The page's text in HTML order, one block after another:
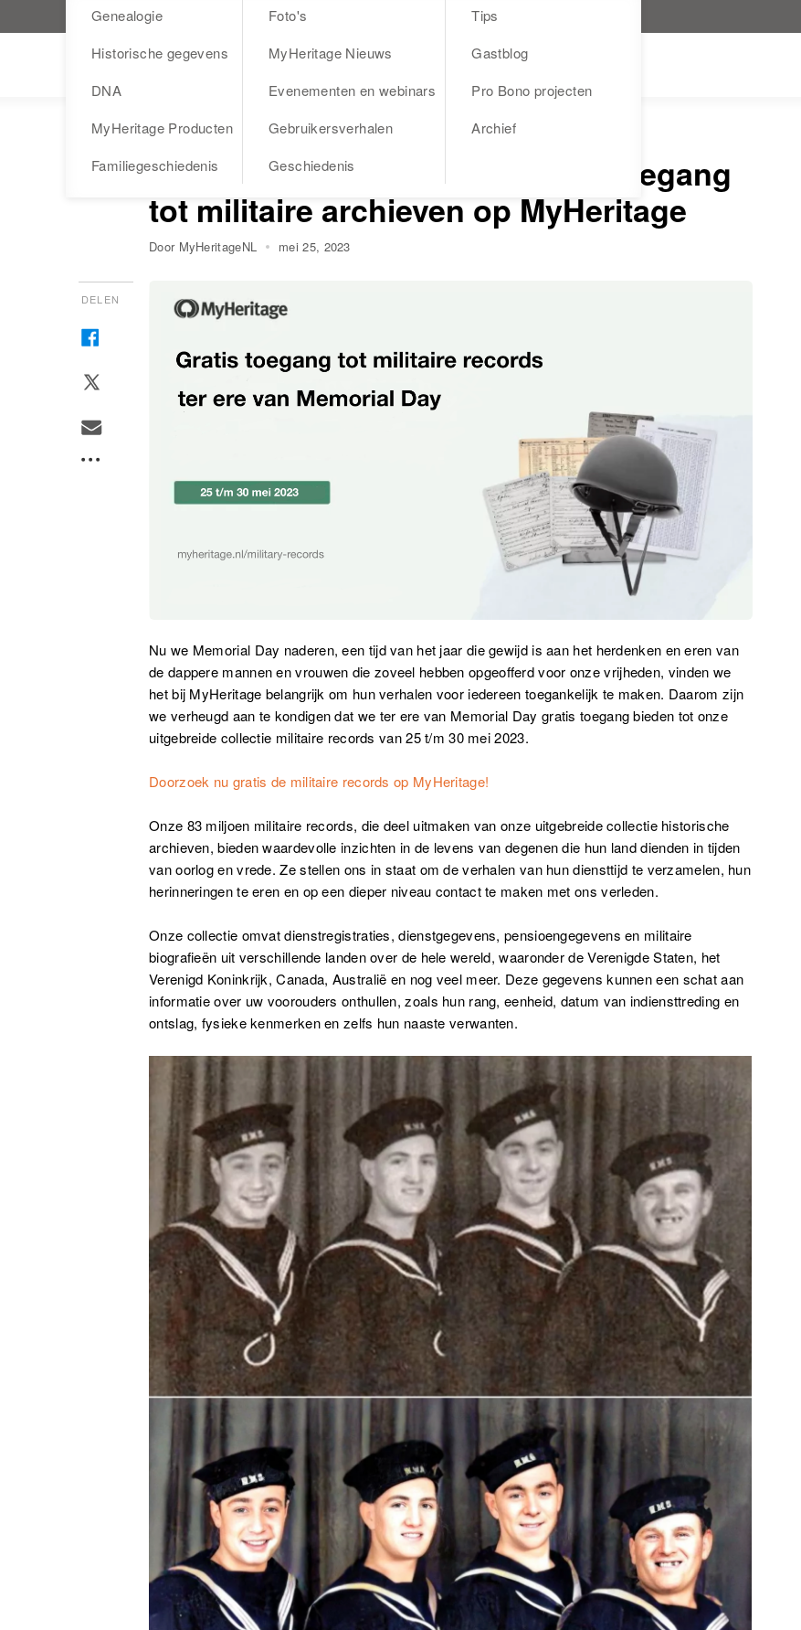
Bezoek MyHeritage.nl
Blog
Genealogie
Historische gegevens
DNA
MyHeritage Producten
Familiegeschiedenis
Foto's
MyHeritage Nieuws
Evenementen en webinars
Gebruikersverhalen
Geschiedenis
Tips
Gastblog
Pro Bono projecten
Archief
HISTORISCHE GEGEVENS
Ter ere van onze helden: gratis toegang
tot militaire archieven op MyHeritage
Door MyHeritageNL mei 25, 2023
DELEN
Nu we Memorial Day naderen, een tijd van het jaar die gewijd is aan het herdenken en eren van
de dappere mannen en vrouwen die zoveel hebben opgeofferd voor onze vrijheden, vinden we
het bij MyHeritage belangrijk om hun verhalen voor iedereen toegankelijk te maken. Daarom zijn
we verheugd aan te kondigen dat we ter ere van Memorial Day gratis toegang bieden tot onze
uitgebreide collectie militaire records van 25 t/m 30 mei 2023.
Doorzoek nu gratis de militaire records op MyHeritage!
Onze 83 miljoen militaire records, die deel uitmaken van onze uitgebreide collectie historische
archieven, bieden waardevolle inzichten in de levens van degenen die hun land dienden in tijden
van oorlog en vrede. Ze stellen ons in staat om de verhalen van hun diensttijd te verzamelen, hun
herinneringen te eren en op een dieper niveau contact te maken met ons verleden.
Onze collectie omvat dienstregistraties, dienstgegevens, pensioengegevens en militaire
biografieën uit verschillende landen over de hele wereld, waaronder de Verenigde Staten, het
Verenigd Koninkrijk, Canada, Australië en nog veel meer. Deze gegevens kunnen een schat aan
informatie over uw voorouders onthullen, zoals hun rang, eenheid, datum van indiensttreding en
ontslag, fysieke kenmerken en zelfs hun naaste verwanten.